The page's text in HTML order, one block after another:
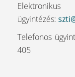
Elektronikus
ügyintézés:
Telefonos
405